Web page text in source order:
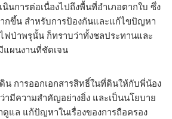
นการต่อเนื่องไปถึงพื้นที่อำเภอตากใบ ซึ่ง
กขึ้น สำหรับการป้องกันและแก้ไขปัญหา
ป่าพรุนั้น ก็ทราบว่าทั้งชลประทานและ
แผนงานที่ชัดเจน
น การออกเอกสารสิทธิ์ในที่ดินให้กับพี่น้อง
ามีความสำคัญอย่างยิ่ง และเป็นนโยบาย
แล แก้ปัญหาในเรื่องของการถือครอง